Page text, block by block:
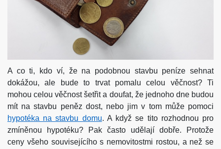
A co ti, kdo ví, že na podobnou stavbu peníze sehnat
dokážou, ale bude to trvat pomalu celou věčnost? Ti
mohou celou věčnost šetřit a doufat, že jednoho dne budou
mít na stavbu peněz dost, nebo jim v tom může pomoci
hypotéka na stavbu domu. A když se tito rozhodnou pro
zmíněnou hypotéku? Pak často udělají dobře. Protože
ceny všeho souvisejícího s nemovitostmi rostou, a než se